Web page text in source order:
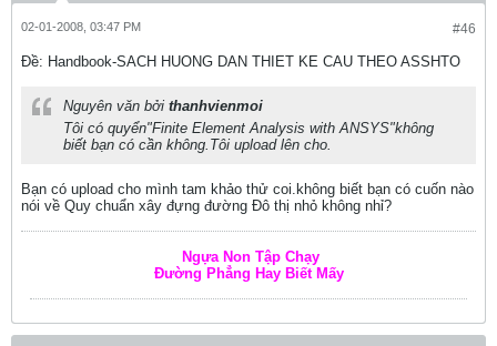
#46
02-01-2008, 03:47 PM
Ðề: Handbook-SACH HUONG DAN THIET KE CAU THEO ASSHTO
Nguyên văn bởi thanhvienmoi
Tôi có quyển"Finite Element Analysis with ANSYS"không
biết bạn có cần không.Tôi upload lên cho.
Bạn có upload cho mình tam khảo thử coi.không biết bạn có cuốn nào
nói về Quy chuẩn xây đựng đường Đô thị nhỏ không nhỉ?
Ngựa Non Tập Chạy
Đường Phẳng Hay Biết Mấy